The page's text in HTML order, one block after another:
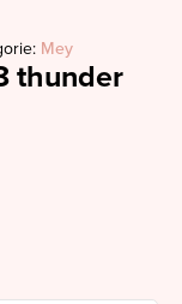
Mey
thunder